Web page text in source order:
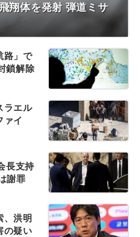
翔体を発射 弾道ミサ
路」で
鎖解除
ラエル
ァイ
長支持
謝罪
、洪明
の疑い